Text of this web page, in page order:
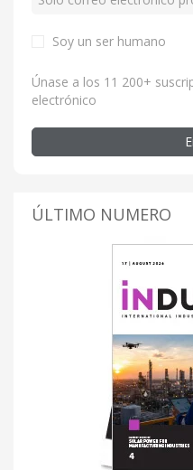
Soy un ser humano
Únase a los 11 200+
electrónico
ÚLTIMO NUMERO